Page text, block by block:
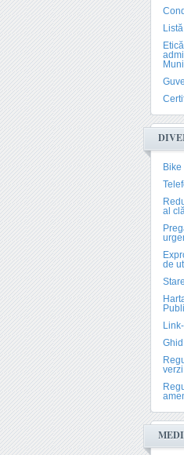
al
de
verzi